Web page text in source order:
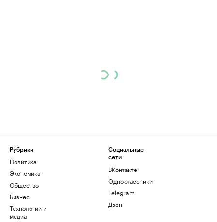
Рубрики
Политика
Экономика
Общество
Бизнес
Технологии и
медиа
Социальные
сети
ВКонтакте
Одноклассники
Telegram
Дзен